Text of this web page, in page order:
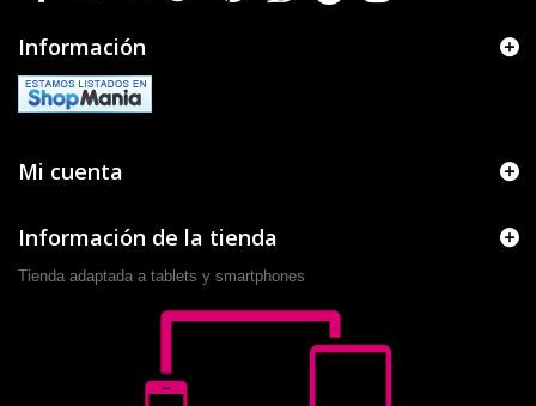
Información
Mi cuenta
Información de la tienda
Tienda adaptada a tablets y smartphones